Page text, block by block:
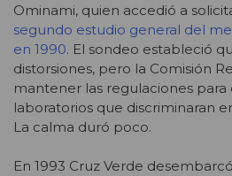
Ominami, quien accedió a
segundo estudio general del
en 1990. El sondeo estableció
distorsiones, pero la Comisión
mantener las regulaciones para
laboratorios que discriminaran
La calma duró poco.
En 1993 Cruz Verde